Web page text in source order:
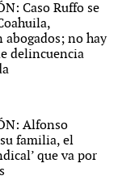
Caso Ruffo se
abogados; no hay
delincuencia
Alfonso
familia, el
que va por